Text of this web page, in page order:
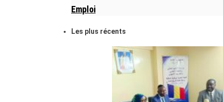
Emploi
Les plus récents